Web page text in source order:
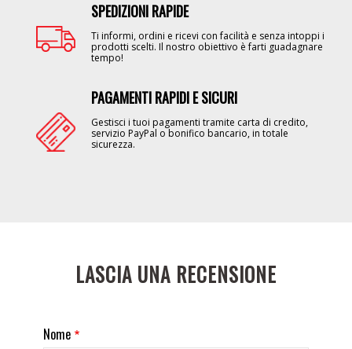
SPEDIZIONI RAPIDE
Ti informi, ordini e ricevi con facilità e senza intoppi i
prodotti scelti. Il nostro obiettivo è farti guadagnare
tempo!
PAGAMENTI RAPIDI E SICURI
Gestisci i tuoi pagamenti tramite carta di credito,
servizio PayPal o bonifico bancario, in totale
sicurezza.
LASCIA UNA RECENSIONE
Nome